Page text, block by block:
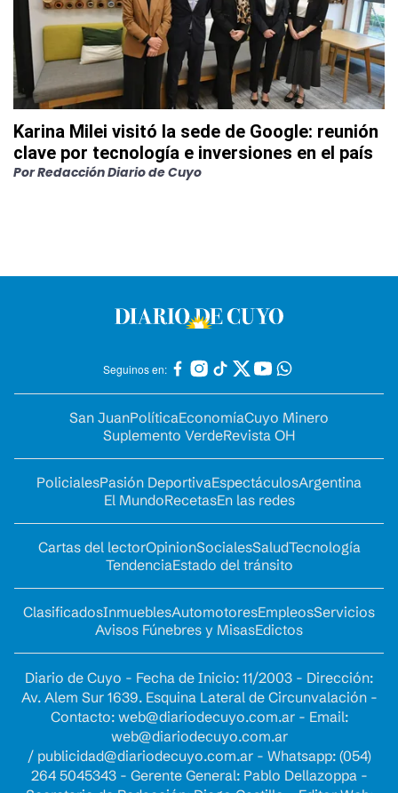
Karina Milei visitó la sede de Google: reunión
clave por tecnología e inversiones en el país
PorRedacción Diario de Cuyo
Seguinos en:
San JuanPolíticaEconomíaCuyo Minero
Suplemento VerdeRevista OH
PolicialesPasión DeportivaEspectáculosArgentina
El MundoRecetasEn las redes
Cartas del lectorOpinionSocialesSaludTecnología
TendenciaEstado del tránsito
ClasificadosInmueblesAutomotoresEmpleosServicios
Avisos Fúnebres y MisasEdictos
Diario de Cuyo - Fecha de Inicio: 11/2003 - Dirección:
Av. Alem Sur 1639. Esquina Lateral de Circunvalación -
Contacto: web@diariodecuyo.com.ar- Email:
web@diariodecuyo.com.ar
/ publicidad@diariodecuyo.com.ar- Whatsapp: (054)
264 5045343 - Gerente General: Pablo Dellazoppa -